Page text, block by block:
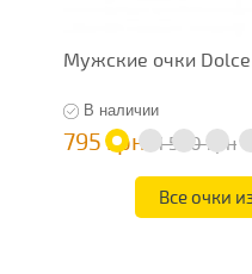
Мужские очки Dolce
В наличии
795 грн 1 590 грн
Все очки